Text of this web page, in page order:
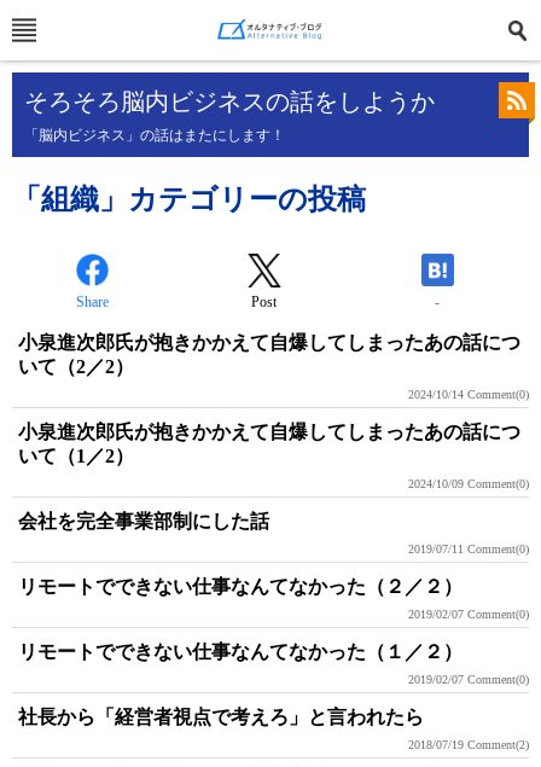
そろそろ脳内ビジネスの話をしようか
「脳内ビジネス」の話はまたにします！
「組織」カテゴリーの投稿
Share Post -
小泉進次郎氏が抱きかかえて自爆してしまったあの話につ
いて（2／2）
2024/10/14 Comment(0)
小泉進次郎氏が抱きかかえて自爆してしまったあの話につ
いて（1／2）
2024/10/09 Comment(0)
会社を完全事業部制にした話
2019/07/11 Comment(0)
リモートでできない仕事なんてなかった（２／２）
2019/02/07 Comment(0)
リモートでできない仕事なんてなかった（１／２）
2019/02/07 Comment(0)
社長から「経営者視点で考えろ」と言われたら
2018/07/19 Comment(2)